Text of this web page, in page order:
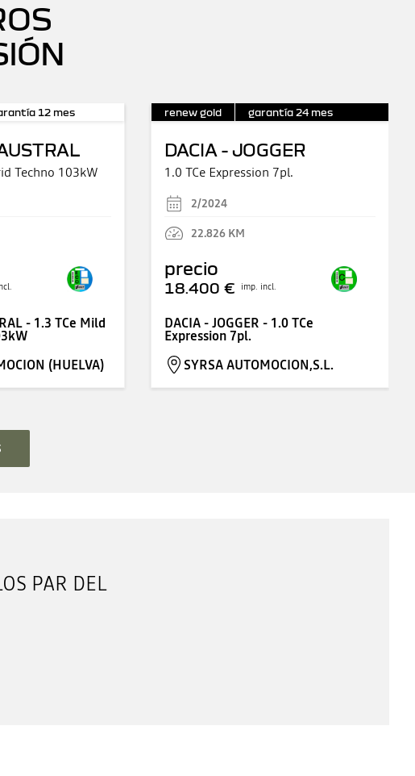
12 mes
Techno 103kW
- 1.3 TCe Mild
(HUELVA)
renew gold garantía 24 mes
DACIA - JOGGER
1.0 TCe Expression 7pl.
2/2024
22.826 KM
precio
18.400 € imp. incl.
DACIA - JOGGER - 1.0 TCe
Expression 7pl.
SYRSA AUTOMOCION,S.L.
PAR DEL